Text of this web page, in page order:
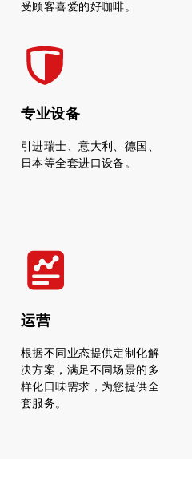
受顾客喜爱的好咖啡。
专业设备
引进瑞士、意大利、德国、
日本等全套进口设备。
运营
根据不同业态提供定制化解
决方案，满足不同场景的多
样化口味需求，为您提供全
套服务。